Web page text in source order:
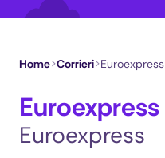
Home>Corrieri>Euroexpress
Euroexpress
Euroexpress